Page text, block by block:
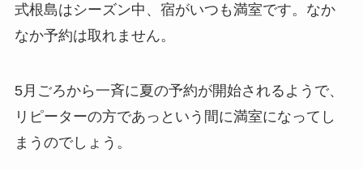
式根島はシーズン中、宿がいつも満室です。なか
なか予約は取れません。
5月ごろから一斉に夏の予約が開始されるようで、
リピーターの方であっという間に満室になってし
まうのでしょう。